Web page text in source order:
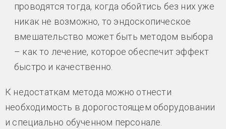
проводятся тогда, когда обойтись без них уже
никак не возможно, то эндоскопическое
вмешательство может быть методом выбора
– как то лечение, которое обеспечит эффект
быстро и качественно.
К недостаткам метода можно отнести
необходимость в дорогостоящем оборудовании
и специально обученном персонале.